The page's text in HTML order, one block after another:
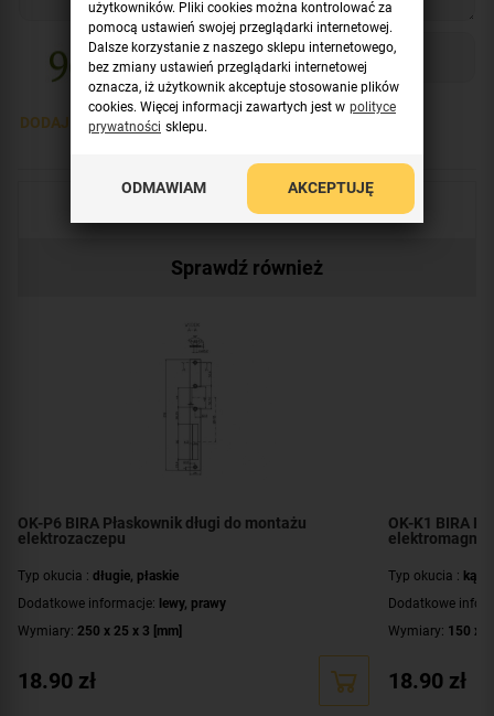
DODAJ OPINIĘ >
Produkty uzupełniające
Sprawdź również
OK-P6 BIRA Płaskownik długi do montażu
elektrozaczepu
Typ okucia : długie, płaskie
Dodatkowe informacje: lewy, prawy
Wymiary: 250 x 25 x 3 [mm]
18.90 zł
OK-K1 BIRA
Typ okucia :
Dodatkowe
Wymiary: 150 x
18.90 zł
użytkowników. Pliki cookies można kontrolować za
pomocą ustawień swojej przeglądarki internetowej.
Dalsze korzystanie z naszego sklepu internetowego,
bez zmiany ustawień przeglądarki internetowej
oznacza, iż użytkownik akceptuje stosowanie plików
cookies. Więcej informacji zawartych jest w polityce
prywatności sklepu.
ODMAWIAM AKCEPTUJĘ